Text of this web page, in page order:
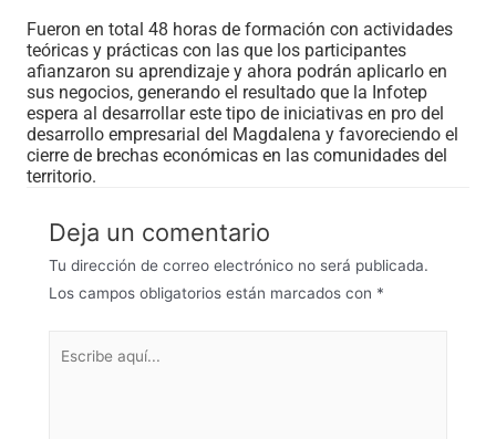
Fueron en total 48 horas de formación con actividades
teóricas y prácticas con las que los participantes
afianzaron su aprendizaje y ahora podrán aplicarlo en
sus negocios, generando el resultado que la Infotep
espera al desarrollar este tipo de iniciativas en pro del
desarrollo empresarial del Magdalena y favoreciendo el
cierre de brechas económicas en las comunidades del
territorio.
Deja un comentario
Tu dirección de correo electrónico no será publicada.
Los campos obligatorios están marcados con *